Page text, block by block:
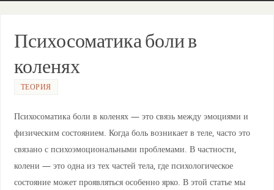
Психосоматика боли в
коленях
ТЕОРИЯ
Психосоматика боли в коленях — это связь между эмоциями и
физическим состоянием. Когда боль возникает в теле, часто это
связано с психоэмоциональными проблемами. В частности,
колени — это одна из тех частей тела, где психологическое
состояние может проявляться особенно ярко. В этой статье мы